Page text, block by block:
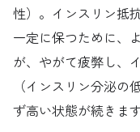
性）。インスリン抵
一定に保つために、
が、やがて疲弊し、
（インスリン分泌
ず高い状態が続きま